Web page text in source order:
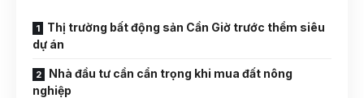
Thị trường bất động sản Cần Giờ trước thềm siêu
dự án
Nhà đầu tư cần cẩn trọng khi mua đất nông
nghiệp